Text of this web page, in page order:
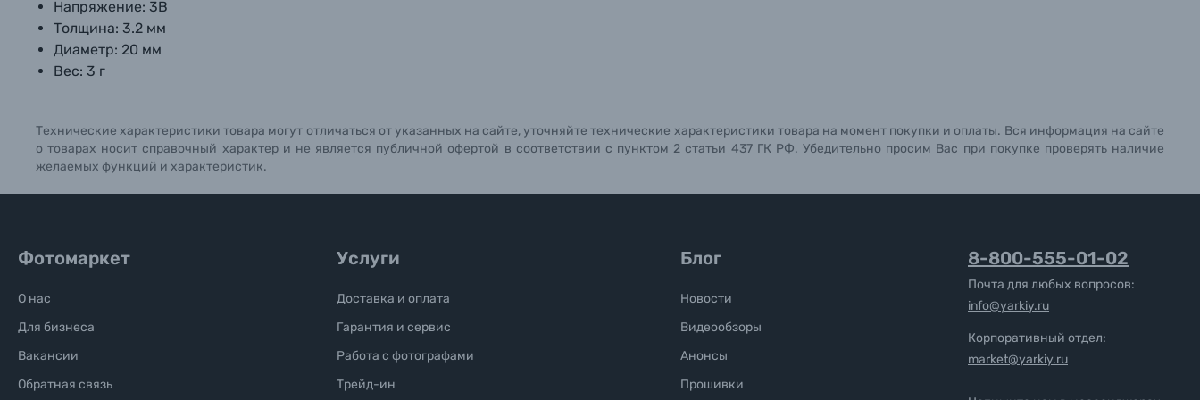
Солнцезащитные очки
Уценённые товары
Напряжение: 3В
Толщина: 3.2 мм
Диаметр: 20 мм
Вес: 3 г
Технические характеристики товара могут отличаться от указанных на сайте, уточняйте технические характеристики товара на момент покупки и оплаты. Вся информация на сайте
о товарах носит справочный характер и не является публичной офертой в соответствии с пунктом 2 статьи 437 ГК РФ. Убедительно просим Вас при покупке проверять наличие
желаемых функций и характеристик.
Фотомаркет
О нас
Для бизнеса
Вакансии
Обратная связь
Услуги
Доставка и оплата
Гарантия и сервис
Работа с фотографами
Трейд-ин
Блог
Новости
Видеообзоры
Анонсы
Прошивки
8-800-555-01-02
Почта для любых вопросов:
info@yarkiy.ru
Корпоративный отдел:
market@yarkiy.ru